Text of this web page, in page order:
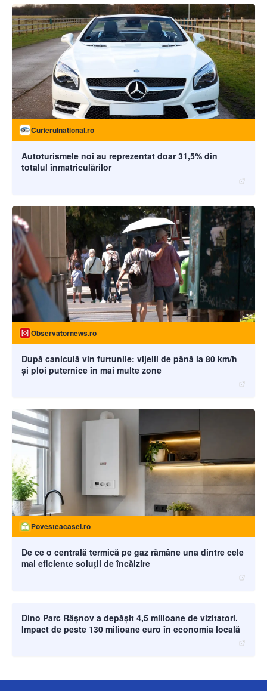
Curierulnational.ro
Autoturismele noi au reprezentat doar 31,5% din
totalul înmatriculărilor
Observatornews.ro
După caniculă vin furtunile: vijelii de până la 80 km/h
și ploi puternice în mai multe zone
Povesteacasei.ro
De ce o centrală termică pe gaz rămâne una dintre cele
mai eficiente soluții de încălzire
Dino Parc Râșnov a depășit 4,5 milioane de vizitatori.
Impact de peste 130 milioane euro în economia locală